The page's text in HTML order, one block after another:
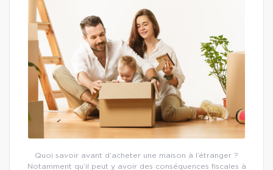
Quoi savoir avant d’acheter une maison à l’étranger ?
Notamment qu’il peut y avoir des conséquences fiscales à